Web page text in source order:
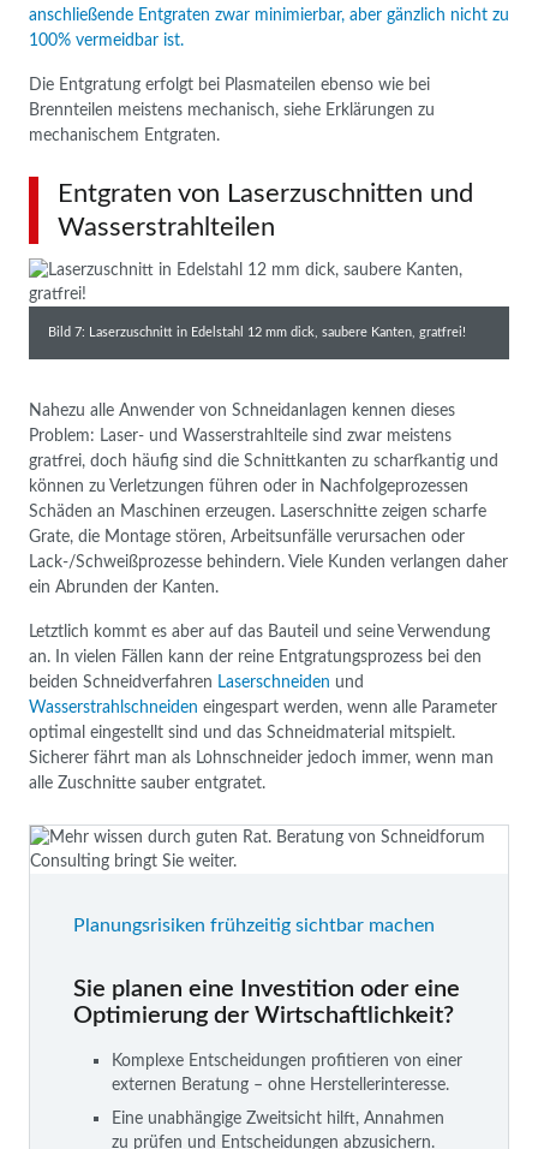
anschließende Entgraten zwar minimierbar, aber gänzlich nicht zu
100% vermeidbar ist.
Die Entgratung erfolgt bei Plasmateilen ebenso wie bei
Brennteilen meistens mechanisch, siehe Erklärungen zu
mechanischem Entgraten.
Entgraten von Laserzuschnitten und
Wasserstrahlteilen
Bild 7: Laserzuschnitt in Edelstahl 12 mm dick, saubere Kanten, gratfrei!
Nahezu alle Anwender von Schneidanlagen kennen dieses
Problem: Laser- und Wasserstrahlteile sind zwar meistens
gratfrei, doch häufig sind die Schnittkanten zu scharfkantig und
können zu Verletzungen führen oder in Nachfolgeprozessen
Schäden an Maschinen erzeugen. Laserschnitte zeigen scharfe
Grate, die Montage stören, Arbeitsunfälle verursachen oder
Lack-/Schweißprozesse behindern. Viele Kunden verlangen daher
ein Abrunden der Kanten.
Letztlich kommt es aber auf das Bauteil und seine Verwendung
an. In vielen Fällen kann der reine Entgratungsprozess bei den
beiden Schneidverfahren Laserschneiden und
Wasserstrahlschneiden eingespart werden, wenn alle Parameter
optimal eingestellt sind und das Schneidmaterial mitspielt.
Sicherer fährt man als Lohnschneider jedoch immer, wenn man
alle Zuschnitte sauber entgratet.
Planungsrisiken frühzeitig sichtbar machen
Sie planen eine Investition oder eine
Optimierung der Wirtschaftlichkeit?
Komplexe Entscheidungen profitieren von einer
externen Beratung – ohne Herstellerinteresse.
Eine unabhängige Zweitsicht hilft, Annahmen
zu prüfen und Entscheidungen abzusichern.